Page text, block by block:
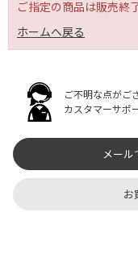
ご指定の商品は販売終
ホームへ戻る
ご不明な点がご
カスタマーサポ
メール
お